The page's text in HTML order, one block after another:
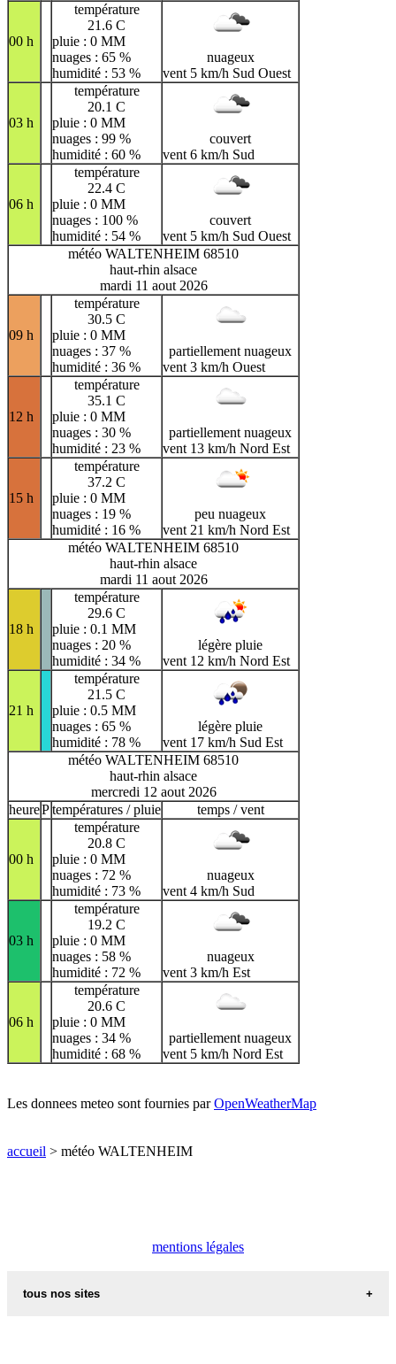
00 h
température
21.6 C
pluie : 0 MM
nuages : 65 %
humidité : 53 %
nuageux
vent 5 km/h Sud Ouest
03 h
température
20.1 C
pluie : 0 MM
nuages : 99 %
humidité : 60 %
couvert
vent 6 km/h Sud
06 h
température
22.4 C
pluie : 0 MM
nuages : 100 %
humidité : 54 %
couvert
vent 5 km/h Sud Ouest
météo WALTENHEIM 68510
haut-rhin alsace
mardi 11 aout 2026
09 h
température
30.5 C
pluie : 0 MM
nuages : 37 %
humidité : 36 %
partiellement nuageux
vent 3 km/h Ouest
12 h
température
35.1 C
pluie : 0 MM
nuages : 30 %
humidité : 23 %
partiellement nuageux
vent 13 km/h Nord Est
15 h
température
37.2 C
pluie : 0 MM
nuages : 19 %
humidité : 16 %
peu nuageux
vent 21 km/h Nord Est
météo WALTENHEIM 68510
haut-rhin alsace
mardi 11 aout 2026
18 h
température
29.6 C
pluie : 0.1 MM
nuages : 20 %
humidité : 34 %
légère pluie
vent 12 km/h Nord Est
21 h
température
21.5 C
pluie : 0.5 MM
nuages : 65 %
humidité : 78 %
légère pluie
vent 17 km/h Sud Est
météo WALTENHEIM 68510
haut-rhin alsace
mercredi 12 aout 2026
heurePtempératures / pluie temps / vent
00 h
température
20.8 C
pluie : 0 MM
nuages : 72 %
humidité : 73 %
nuageux
vent 4 km/h Sud
03 h
température
19.2 C
pluie : 0 MM
nuages : 58 %
humidité : 72 %
nuageux
vent 3 km/h Est
06 h
température
20.6 C
pluie : 0 MM
nuages : 34 %
humidité : 68 %
partiellement nuageux
vent 5 km/h Nord Est
Les donnees meteo sont fournies parOpenWeatherMap
accueil > météo WALTENHEIM
mentions légales
tous nos sites